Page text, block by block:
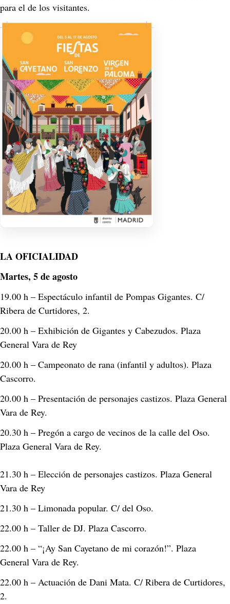
para el de los visitantes.
LA OFICIALIDAD
Martes, 5 de agosto
19.00 h – Espectáculo infantil de Pompas Gigantes. C/
Ribera de Curtidores, 2.
20.00 h – Exhibición de Gigantes y Cabezudos. Plaza
General Vara de Rey
20.00 h – Campeonato de rana (infantil y adultos). Plaza
Cascorro.
20.00 h – Presentación de personajes castizos. Plaza General
Vara de Rey.
20.30 h – Pregón a cargo de vecinos de la calle del Oso.
Plaza General Vara de Rey.
21.30 h – Elección de personajes castizos. Plaza General
Vara de Rey
21.30 h – Limonada popular. C/ del Oso.
22.00 h – Taller de DJ. Plaza Cascorro.
22.00 h – “¡Ay San Cayetano de mi corazón!”. Plaza
General Vara de Rey.
22.00 h – Actuación de Dani Mata. C/ Ribera de Curtidores,
2.